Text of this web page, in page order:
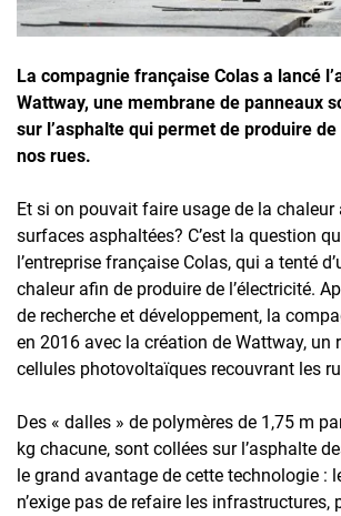
Inscrivez-vous à l'infolettre
Employeurs
Publiez une offre d'emploi
La compagnie française Colas a lancé
Wattway, une membrane de panneaux
sur l’asphalte qui permet de produire
nos rues.
Et si on pouvait faire usage de la chaleur
surfaces asphaltées? C’est la question
l’entreprise française Colas, qui a tenté
chaleur afin de produire de l’électricité.
de recherche et développement, la
en 2016 avec la création de Wattway, un
cellules photovoltaïques recouvrant les
Des « dalles » de polymères de 1,75 m
kg chacune, sont collées sur l’asphalte
le grand avantage de cette technologie :
n’exige pas de refaire les infrastructures,